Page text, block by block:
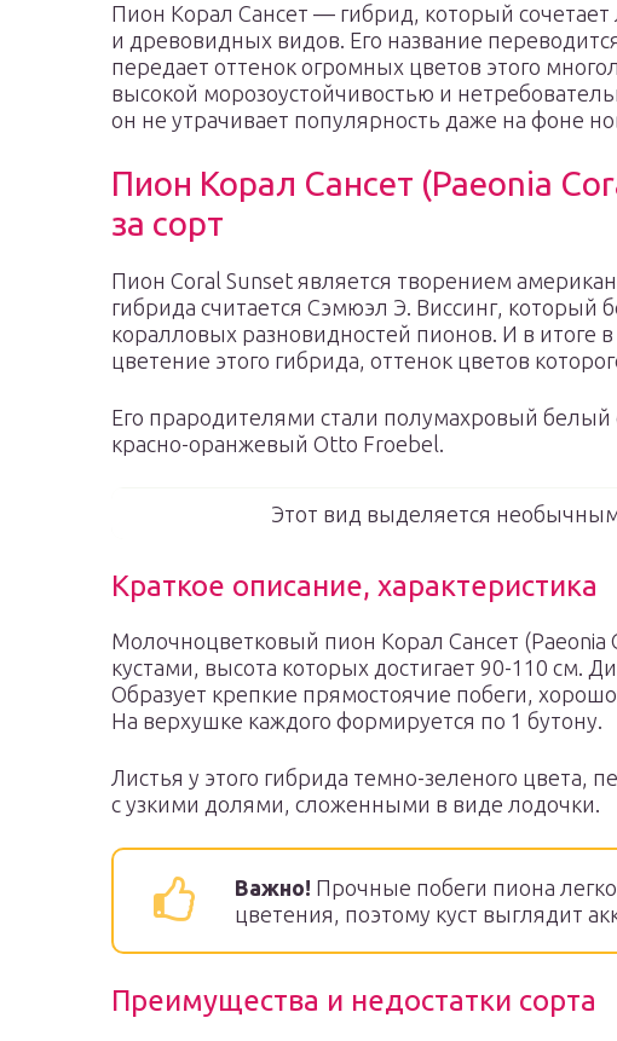
Пион Корал Сансет — гибрид, который сочетает
и древовидных видов. Его название
передает оттенок огромных цветов этого
высокой морозоустойчивостью и
он не утрачивает популярность даже на фоне
Пион Корал Сансет (Paeonia
за сорт
Пион Coral Sunset является творением
гибрида считается Сэмюэл Э. Виссинг, который
коралловых разновидностей пионов. И в итоге
цветение этого гибрида, оттенок цветов
Его прародителями стали полумахровый белый
красно-оранжевый Otto Froebel.
Этот вид выделяется
Краткое описание, характеристика
Молочноцветковый пион Корал Сансет
кустами, высота которых достигает 90-110 см.
Образует крепкие прямостоячие побеги,
На верхушке каждого формируется по 1 бутону.
Листья у этого гибрида темно-зеленого цвета,
с узкими долями, сложенными в виде лодочки.
Важно! Прочные побеги пиона
цветения, поэтому куст выглядит
Преимущества и недостатки сорта